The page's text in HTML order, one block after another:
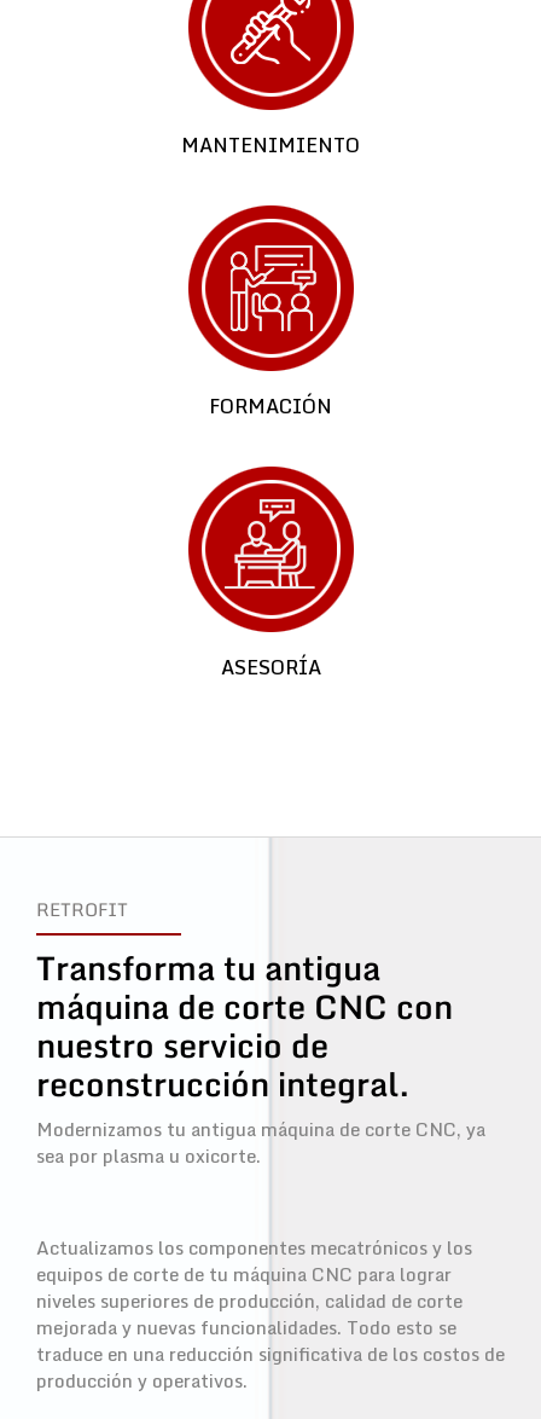
MANTENIMIENTO
FORMACIÓN
ASESORÍA
RETROFIT
Transforma tu antigua
máquina de corte CNC con
nuestro servicio de
reconstrucción integral.
Modernizamos tu antigua máquina de corte CNC, ya
sea por plasma u oxicorte.
Actualizamos los componentes mecatrónicos y los
equipos de corte de tu máquina CNC para lograr
niveles superiores de producción, calidad de corte
mejorada y nuevas funcionalidades. Todo esto se
traduce en una reducción significativa de los costos de
producción y operativos.